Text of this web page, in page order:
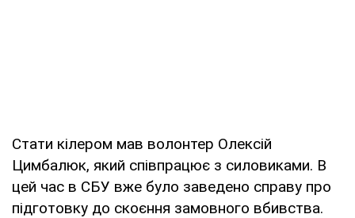
Стати кілером мав волонтер Олексій
Цимбалюк, який співпрацює з силовиками. В
цей час в СБУ вже було заведено справу про
підготовку до скоєння замовного вбивства.